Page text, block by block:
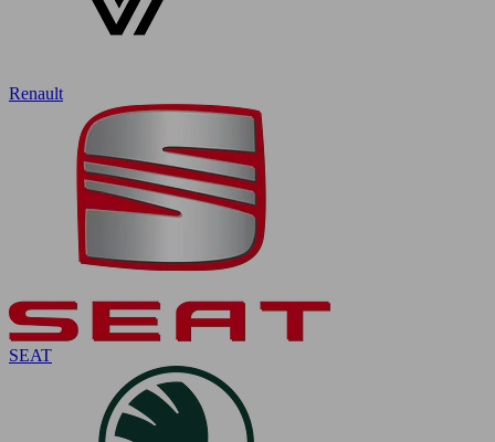
Renault
SEAT